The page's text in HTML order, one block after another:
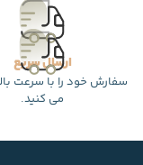
ارسال سریع
سفارش خود را با سرعت
می کنید.